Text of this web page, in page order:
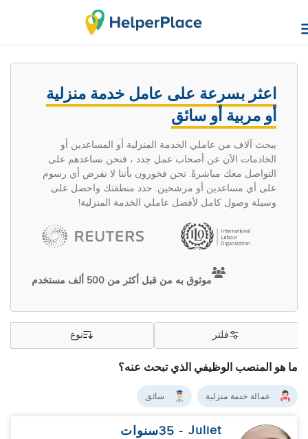
اعثر بسرعة على عامل خدمة منزلية
أو مربية أو سائق
يبحث آلاف من عاملي الخدمة المنزلية أو المساعدين أو
الخادمات الآن عن أصحاب عمل جدد ، فنحن نساعدهم على
التواصل معك مباشرةً. نحن فخورون بأننا لا نفرض أي رسوم
على أي مساعدين أو مرشحين. حدد منطقتك واحصل على
وسيلة وصول كامل لأفضل عاملي الخدمة المنزلية!
موثوق به من قبل أكثر من 500 ألف مستخدم
ما هو المنصب الوظيفي الذي تبحث عنه؟
فلتر نوع
عمالة خدمة منزلية سائق
Juliet
- 35 سنوات